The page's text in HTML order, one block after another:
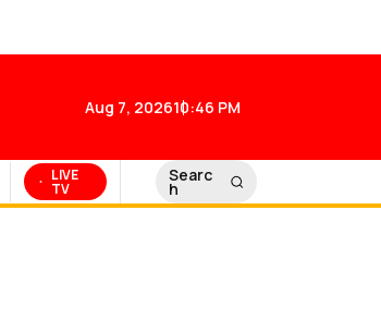
Aug 7, 202610:46 PM
LIVE
TV
Searc
h